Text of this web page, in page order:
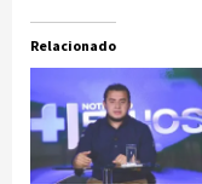
Relacionado